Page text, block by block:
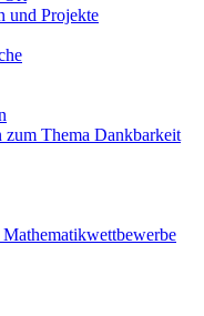
und Projekte
zum Thema Dankbarkeit